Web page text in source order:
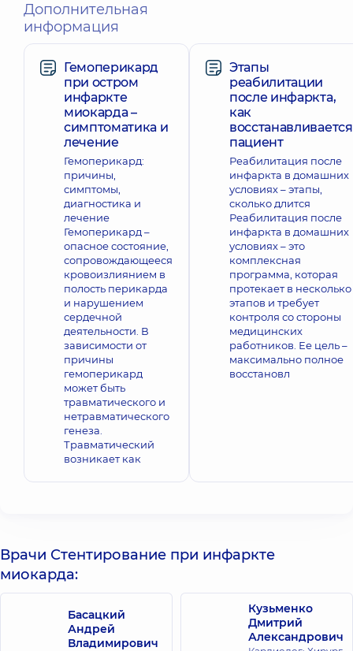
Дополнительная
информация
Гемоперикард
при остром
инфаркте
миокарда –
симптоматика и
лечение
Гемоперикард:
причины,
симптомы,
диагностика и
лечение
Гемоперикард –
опасное состояние,
сопровождающееся
кровоизлиянием в
полость перикарда
и нарушением
сердечной
деятельности. В
зависимости от
причины
гемоперикард
может быть
травматического и
нетравматического
генеза.
Травматический
возникает как
Этапы
реабилитации
после инфаркта,
как
восстанавливается
пациент
Реабилитация после
инфаркта в домашних
условиях – этапы,
сколько длится
Реабилитация после
инфаркта в домашних
условиях – это
комплексная
программа, которая
протекает в несколько
этапов и требует
контроля со стороны
медицинских
работников. Ее цель –
максимально полное
восстановл
Врачи Стентирование при инфаркте
миокарда:
Басацкий
Андрей
Владимирович
Кузьменко
Дмитрий
Александрович